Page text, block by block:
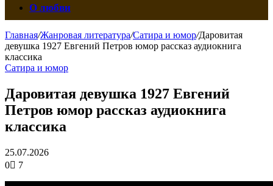
О любви
Главная/Жанровая литература/Сатира и юмор/Даровитая
девушка 1927 Евгений Петров юмор рассказ аудиокнига
классика
Сатира и юмор
Даровитая девушка 1927 Евгений
Петров юмор рассказ аудиокнига
классика
25.07.2026
0
7